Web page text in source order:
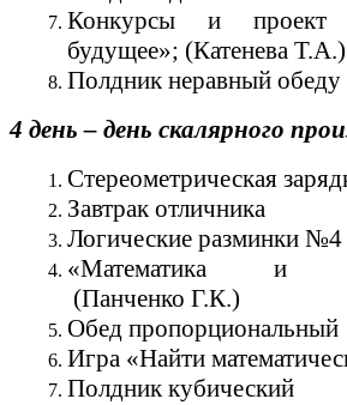
Конкурсы и проект
будущее»; (Катенева Т.А.)
Полдник неравный обеду
4 день – день скалярного
Стереометрическая
Завтрак отличника
Логические разминки №4
«Математика и
(Панченко Г.К.)
Обед пропорциональный
Игра «Найти
Полдник кубический